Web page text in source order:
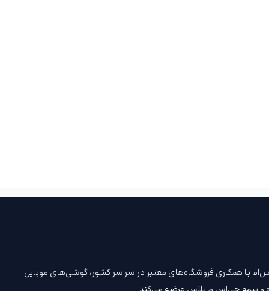
جی‌اس‌ام با همکاری فروشگاه‌های معتبر در سراسر کشور، گوشی‌های موبایل